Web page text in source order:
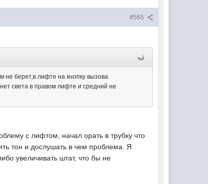
#565
не берет,в лифте на кнопку вызова
света в правом лифте и средний не
с лифтом, начал орать в трубку что
тон и дослушать в чем проблема. Я
увеличивать штат, что бы не